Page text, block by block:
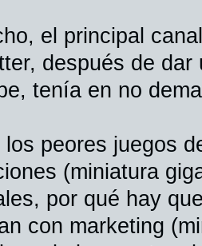
el principal
después de
tenía en no
los peores juegos
(miniatura
por qué hay
con marketing